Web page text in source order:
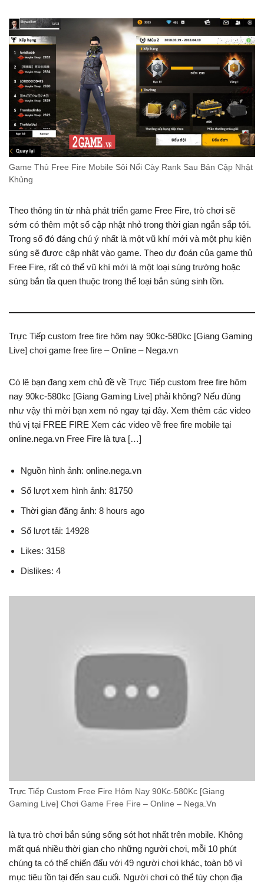
Game Thủ Free Fire Mobile Sôi Nổi Cày Rank Sau Bản Cập Nhật
Khủng
Theo thông tin từ nhà phát triển game Free Fire, trò chơi sẽ
sớm có thêm một số cập nhật nhỏ trong thời gian ngắn sắp tới.
Trong số đó đáng chú ý nhất là một vũ khí mới và một phụ kiện
súng sẽ được cập nhật vào game. Theo dự đoán của game thủ
Free Fire, rất có thể vũ khí mới là một loại súng trường hoặc
súng bắn tỉa quen thuộc trong thể loại bắn súng sinh tồn.
Trực Tiếp custom free fire hôm nay 90kc-580kc [Giang Gaming
Live] chơi game free fire – Online – Nega.vn
Có lẽ bạn đang xem chủ đề về Trực Tiếp custom free fire hôm
nay 90kc-580kc [Giang Gaming Live] phải không? Nếu đúng
như vậy thì mời bạn xem nó ngay tại đây. Xem thêm các video
thú vị tại FREE FIRE Xem các video về free fire mobile tại
online.nega.vn Free Fire là tựa […]
Nguồn hình ảnh: online.nega.vn
Số lượt xem hình ảnh: 81750
Thời gian đăng ảnh: 8 hours ago
Số lượt tải: 14928
Likes: 3158
Dislikes: 4
Trực Tiếp Custom Free Fire Hôm Nay 90Kc-580Kc [Giang
Gaming Live] Chơi Game Free Fire – Online – Nega.Vn
là tựa trò chơi bắn súng sống sót hot nhất trên mobile. Không
mất quá nhiều thời gian cho những người chơi, mỗi 10 phút
chúng ta có thể chiến đấu với 49 người chơi khác, toàn bộ vì
mục tiêu tồn tại đến sau cuối. Người chơi có thể tùy chọn địa